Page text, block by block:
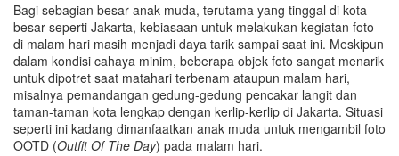
Bagi sebagian besar anak muda, terutama yang tinggal di kota
besar seperti Jakarta, kebiasaan untuk melakukan kegiatan foto
di malam hari masih menjadi daya tarik sampai saat ini. Meskipun
dalam kondisi cahaya minim, beberapa objek foto sangat menarik
untuk dipotret saat matahari terbenam ataupun malam hari,
misalnya pemandangan gedung-gedung pencakar langit dan
taman-taman kota lengkap dengan kerlip-kerlip di Jakarta. Situasi
seperti ini kadang dimanfaatkan anak muda untuk mengambil foto
OOTD (Outfit Of The Day) pada malam hari.